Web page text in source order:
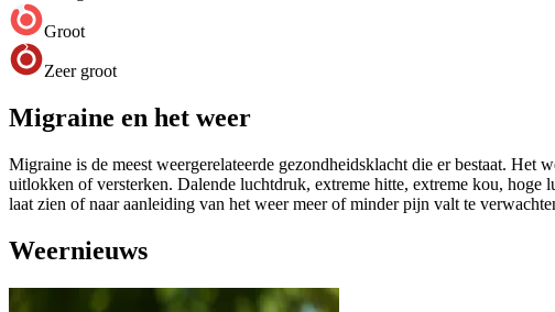
Groot
Zeer groot
Migraine en het weer
Migraine is de meest weergerelateerde gezondheidsklacht die er bestaat. Het
uitlokken of versterken. Dalende luchtdruk, extreme hitte, extreme kou,
laat zien of naar aanleiding van het weer meer of minder pijn valt te
Weernieuws